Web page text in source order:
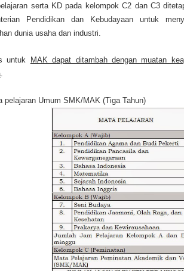
serta KD pada kelompok C2 dan C3
Pendidikan dan Kebudayaan untuk
dunia usaha dan industri.
untuk MAK dapat ditambah dengan muatan
pelajaran Umum SMK/MAK (Tiga Tahun)